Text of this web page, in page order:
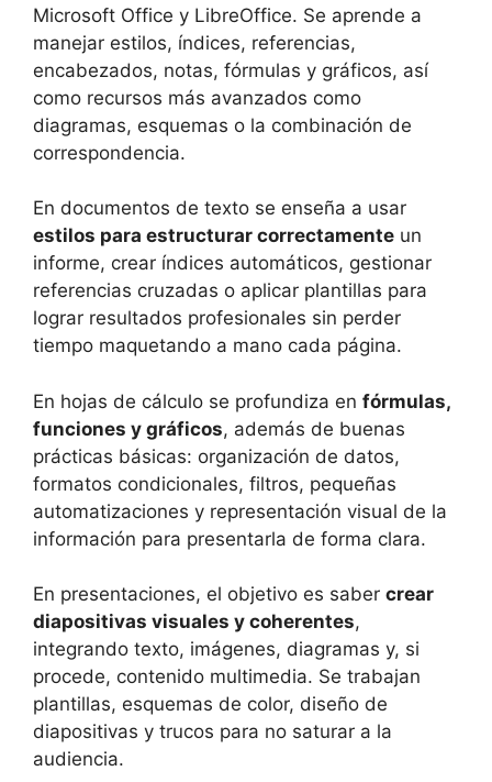
Microsoft Office y LibreOffice. Se aprende a
manejar estilos, índices, referencias,
encabezados, notas, fórmulas y gráficos, así
como recursos más avanzados como
diagramas, esquemas o la combinación de
correspondencia.
En documentos de texto se enseña a usar
estilos para estructurar correctamente un
informe, crear índices automáticos, gestionar
referencias cruzadas o aplicar plantillas para
lograr resultados profesionales sin perder
tiempo maquetando a mano cada página.
En hojas de cálculo se profundiza en fórmulas,
funciones y gráficos, además de buenas
prácticas básicas: organización de datos,
formatos condicionales, filtros, pequeñas
automatizaciones y representación visual de la
información para presentarla de forma clara.
En presentaciones, el objetivo es saber crear
diapositivas visuales y coherentes,
integrando texto, imágenes, diagramas y, si
procede, contenido multimedia. Se trabajan
plantillas, esquemas de color, diseño de
diapositivas y trucos para no saturar a la
audiencia.